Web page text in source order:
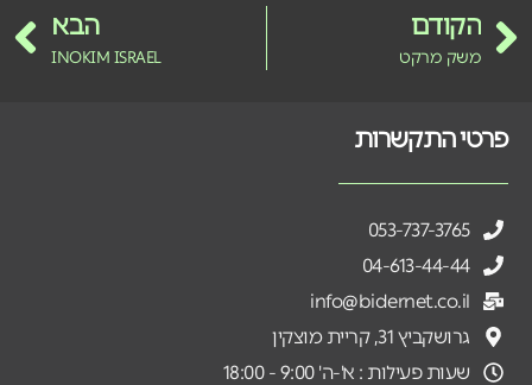
הקודם
משק מרקט
הבא
INOKIM ISRAEL
פרטי התקשרות
053-737-3765
04-613-44-44
info@bidernet.co.il
גרושקביץ 31, קריית מוצקין
שעות פעילות : א'-ה' 9:00 - 18:00